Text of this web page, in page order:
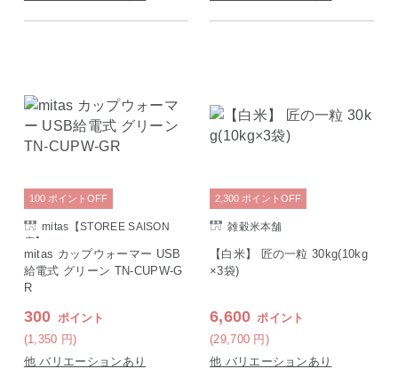
mitas【STOREE SAISON
店】
mitas カップウォーマー USB
給電式 グリーン TN-CUPW-G
R
300 ポイント
(1,350 円)
100 ポイント OFF
他 バリエーションあり
雑穀米本舗
【白米】 匠の一粒 30kg(10kg
×3袋)
6,600 ポイント
(29,700 円 )
2,300 ポイント OFF
他 バリエーションあり